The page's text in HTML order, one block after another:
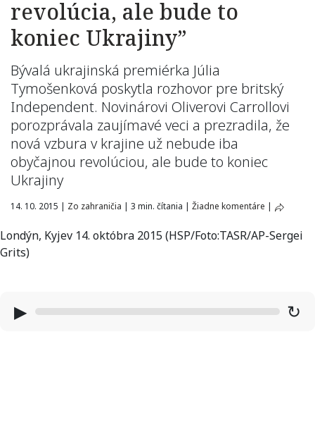
revolúcia, ale bude to
koniec Ukrajiny”
Bývalá ukrajinská premiérka Júlia
Tymošenková poskytla rozhovor pre britský
Independent. Novinárovi Oliverovi Carrollovi
porozprávala zaujímavé veci a prezradila, že
nová vzbura v krajine už nebude iba
obyčajnou revolúciou, ale bude to koniec
Ukrajiny
14. 10. 2015 | Zo zahraničia | 3 min. čítania | Žiadne komentáre |
Londýn, Kyjev 14. októbra 2015 (HSP/Foto:TASR/AP-Sergei
Grits)
▶ ↻